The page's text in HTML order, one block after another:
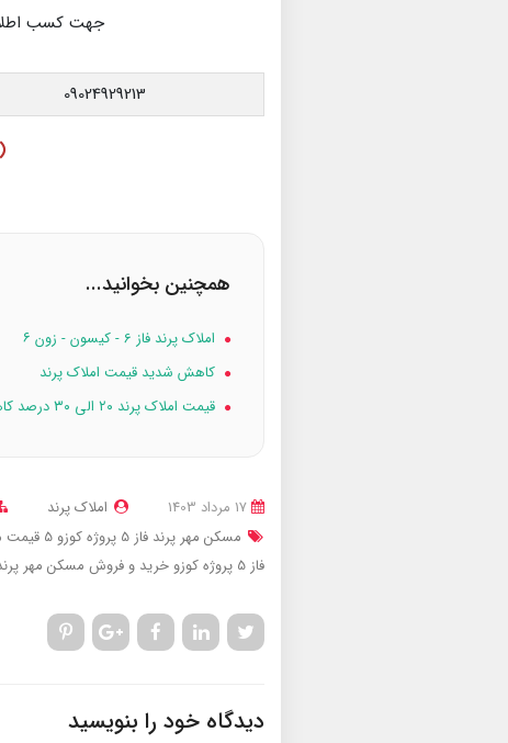
جهت کسب
09024929213
همچنین بخوانید...
املاک پرند فاز 6 - کیسون - زون ۶
کاهش شدید قیمت املاک پرند
قیمت املاک پرند ۲۰ الی ۳۰ درصد کاهش یافت
املاک پرند
مسکن مهر پرند فاز 5 پروژه کوزو 5
قیمت
فاز 5 پروژه کوزو
خرید و فروش مسکن مهر
دیدگاه خود را بنویسید